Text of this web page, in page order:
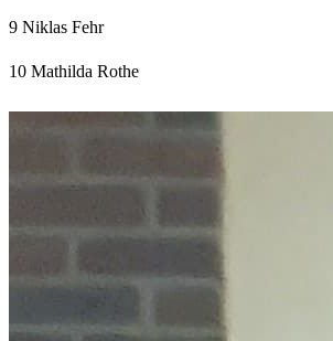
9 Niklas Fehr
10 Mathilda Rothe